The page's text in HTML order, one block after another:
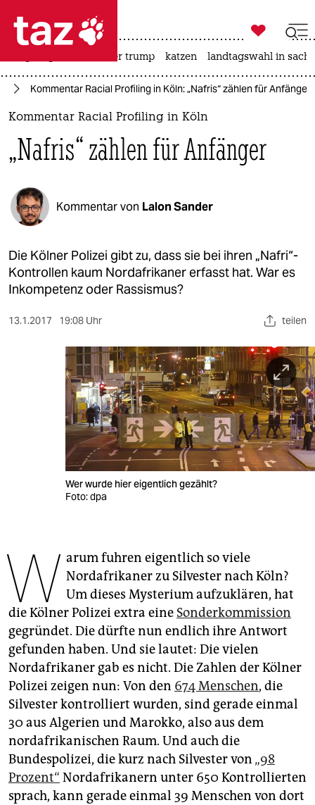
 taz zahl ich
taz zahl ich
politik
öko
gesellschaft
kultur
sport
berlin
wahrheit
veranstaltungen
unterstützen
abo
genossenschaft
epaper login

taz zahl ich
usa unter trump katzen landtagswahl in
Kommentar Racial Profiling in Köln: „Nafris“ zählen für Anfänger
Kommentar Racial Profiling in Köln
„Nafris“ zählen für Anfänger
Kommentar von Lalon Sander
Die Kölner Polizei gibt zu, dass sie bei ihren „Nafri“-
Kontrollen kaum Nordafrikaner erfasst hat. War es
Inkompetenz oder Rassismus?
13.1.2017 19:08 Uhr teilen
Wer wurde hier eigentlich gezählt?
Foto: dpa
W arum fuhren eigentlich so viele
Nordafrikaner zu Silvester nach Köln?
Um dieses Mysterium aufzuklären, hat
die Kölner Polizei extra eine Sonderkommission
gegründet. Die dürfte nun endlich ihre Antwort
gefunden haben. Und sie lautet: Die vielen
Nordafrikaner gab es nicht. Die Zahlen der Kölner
Polizei zeigen nun: Von den 674 Menschen, die
Silvester kontrolliert wurden, sind gerade einmal
30 aus Algerien und Marokko, also aus dem
nordafrikanischen Raum. Und auch die
Bundespolizei, die kurz nach Silvester von „98
Prozent“ Nordafrikanern unter 650 Kontrollierten
sprach, kann gerade einmal 39 Menschen von dort